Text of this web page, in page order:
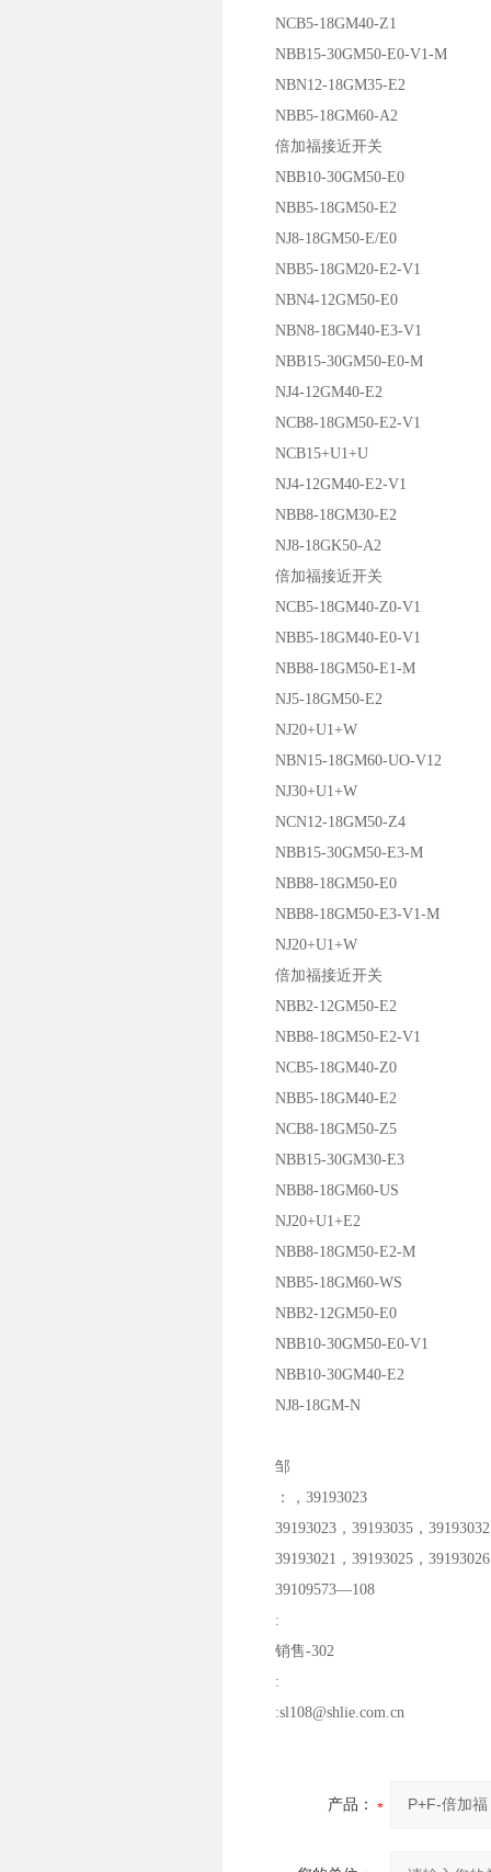
NCB5-18GM40-Z1
NBB15-30GM50-E0-V1-M
NBN12-18GM35-E2
NBB5-18GM60-A2
倍加福接近开关
NBB10-30GM50-E0
NBB5-18GM50-E2
NJ8-18GM50-E/E0
NBB5-18GM20-E2-V1
NBN4-12GM50-E0
NBN8-18GM40-E3-V1
NBB15-30GM50-E0-M
NJ4-12GM40-E2
NCB8-18GM50-E2-V1
NCB15+U1+U
NJ4-12GM40-E2-V1
NBB8-18GM30-E2
NJ8-18GK50-A2
倍加福接近开关
NCB5-18GM40-Z0-V1
NBB5-18GM40-E0-V1
NBB8-18GM50-E1-M
NJ5-18GM50-E2
NJ20+U1+W
NBN15-18GM60-UO-V12
NJ30+U1+W
NCN12-18GM50-Z4
NBB15-30GM50-E3-M
NBB8-18GM50-E0
NBB8-18GM50-E3-V1-M
NJ20+U1+W
倍加福接近开关
NBB2-12GM50-E2
NBB8-18GM50-E2-V1
NCB5-18GM40-Z0
NBB5-18GM40-E2
NCB8-18GM50-Z5
NBB15-30GM30-E3
NBB8-18GM60-US
NJ20+U1+E2
NBB8-18GM50-E2-M
NBB5-18GM60-WS
NBB2-12GM50-E0
NBB10-30GM50-E0-V1
NBB10-30GM40-E2
NJ8-18GM-N
邹
：，39193023
39193023，39193035，39193032
39193021，39193025，39193026
39109573—108
:
销售-302
:
:sl108@shlie.com.cn
产品：